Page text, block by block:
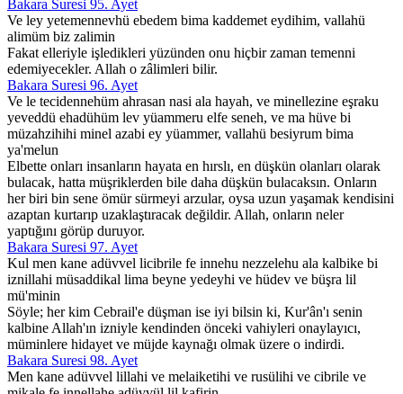
Bakara Suresi 95. Ayet
Ve ley yetemennevhü ebedem bima kaddemet eydihim, vallahü
alimüm biz zalimin
Fakat elleriyle işledikleri yüzünden onu hiçbir zaman temenni
edemiyecekler. Allah o zâlimleri bilir.
Bakara Suresi 96. Ayet
Ve le tecidennehüm ahrasan nasi ala hayah, ve minellezine eşraku
yeveddü ehadühüm lev yüammeru elfe seneh, ve ma hüve bi
müzahzihihi minel azabi ey yüammer, vallahü besiyrum bima
ya'melun
Elbette onları insanların hayata en hırslı, en düşkün olanları olarak
bulacak, hatta müşriklerden bile daha düşkün bulacaksın. Onların
her biri bin sene ömür sürmeyi arzular, oysa uzun yaşamak kendisini
azaptan kurtarıp uzaklaştıracak değildir. Allah, onların neler
yaptığını görüp duruyor.
Bakara Suresi 97. Ayet
Kul men kane adüvvel licibrile fe innehu nezzelehu ala kalbike bi
iznillahi müsaddikal lima beyne yedeyhi ve hüdev ve büşra lil
mü'minin
Söyle; her kim Cebrail'e düşman ise iyi bilsin ki, Kur'ân'ı senin
kalbine Allah'ın izniyle kendinden önceki vahiyleri onaylayıcı,
müminlere hidayet ve müjde kaynağı olmak üzere o indirdi.
Bakara Suresi 98. Ayet
Men kane adüvvel lillahi ve melaiketihi ve rusülihi ve cibrile ve